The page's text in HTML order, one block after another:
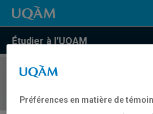
Étudier à l'UQAM
COURS//
Préférences en matière de